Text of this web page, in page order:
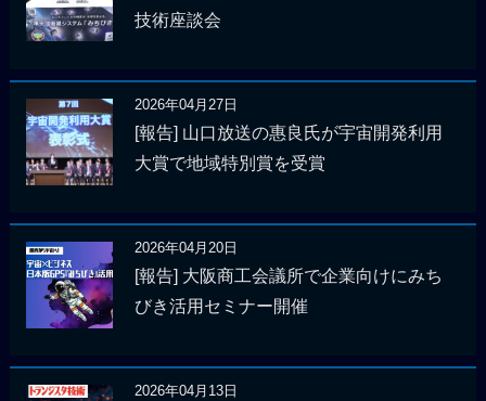
技術座談会
2026年04月27日
[報告] 山口放送の惠良氏が宇宙開発利用
大賞で地域特別賞を受賞
2026年04月20日
[報告] 大阪商工会議所で企業向けにみち
びき活用セミナー開催
2026年04月13日